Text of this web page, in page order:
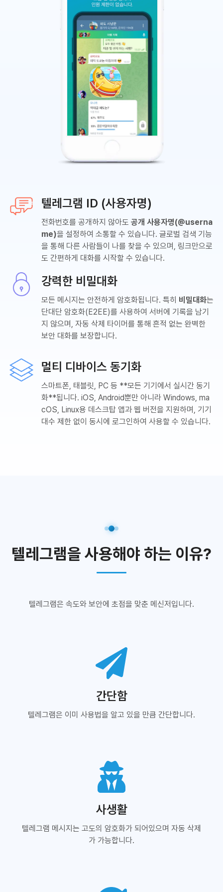
텔레그램 ID (사용자명)
전화번호를 공개하지 않아도 공개 사용자명(@userna
me)을 설정하여 소통할 수 있습니다. 글로벌 검색 기능
을 통해 다른 사람들이 나를 찾을 수 있으며, 링크만으로
도 간편하게 대화를 시작할 수 있습니다.
강력한 비밀대화
모든 메시지는 안전하게 암호화됩니다. 특히 비밀대화는
단대단 암호화(E2EE)를 사용하여 서버에 기록을 남기
지 않으며, 자동 삭제 타이머를 통해 흔적 없는 완벽한
보안 대화를 보장합니다.
멀티 디바이스 동기화
스마트폰, 태블릿, PC 등 **모든 기기에서 실시간 동기
화**됩니다. iOS, Android뿐만 아니라 Windows, ma
cOS, Linux용 데스크탑 앱과 웹 버전을 지원하며, 기기
대수 제한 없이 동시에 로그인하여 사용할 수 있습니다.
텔레그램을 사용해야 하는 이유?
텔레그램은 속도와 보안에 초점을 맞춘 메신저입니다.
간단함
텔레그램은 이미 사용법을 알고 있을 만큼 간단합니다.
사생활
텔레그램 메시지는 고도의 암호화가 되어있으며 자동 삭제
가 가능합니다.